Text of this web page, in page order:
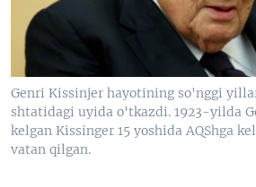
VIDEO
XABARLAR SURATLARDA
ODNOKLASSNIKI
TWITTER
SOUNDCLOUD
VOA
Genri Kissinjer hayotining so'nggi
shtatidagi uyida o'tkazdi. 1923-yilda
kelgan Kissinger 15 yoshida AQShga
vatan qilgan.